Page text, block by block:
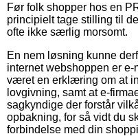
Før folk shopper hos en
principielt tage stilling til
ofte ikke særlig morsomt.
En nem løsning kunne
internet webshoppen er
været en erklæring om at
lovgivning, samt at e-
sagkyndige der forstår
opbakning, for så vidt du
forbindelse med din